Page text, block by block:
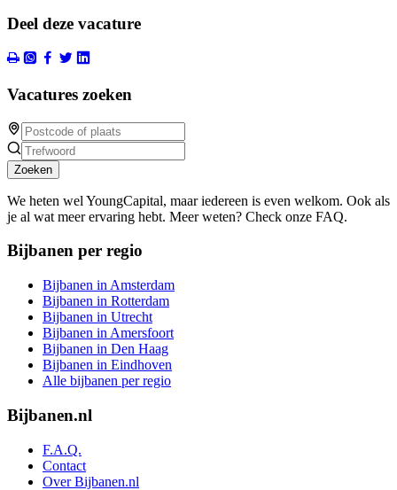
Deel deze vacature
Vacatures zoeken
Zoeken
We heten wel YoungCapital, maar iedereen is even welkom. Ook als
je al wat meer ervaring hebt. Meer weten? Check onze FAQ.
Bijbanen per regio
Bijbanen in Amsterdam
Bijbanen in Rotterdam
Bijbanen in Utrecht
Bijbanen in Amersfoort
Bijbanen in Den Haag
Bijbanen in Eindhoven
Alle bijbanen per regio
Bijbanen.nl
F.A.Q.
Contact
Over Bijbanen.nl